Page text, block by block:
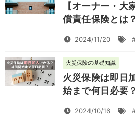
【オーナー・大
償責任保険とは？
2024/11/20
火災保険の基礎知識
火災保険は即日
始まで何日必要？
2024/10/16